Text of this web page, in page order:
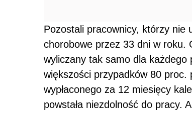
Pozostali pracownicy, którzy nie
chorobowe przez 33 dni w roku.
wyliczany tak samo dla każdego
większości przypadków 80
wypłaconego za 12 miesięcy
powstała niezdolność do pracy.